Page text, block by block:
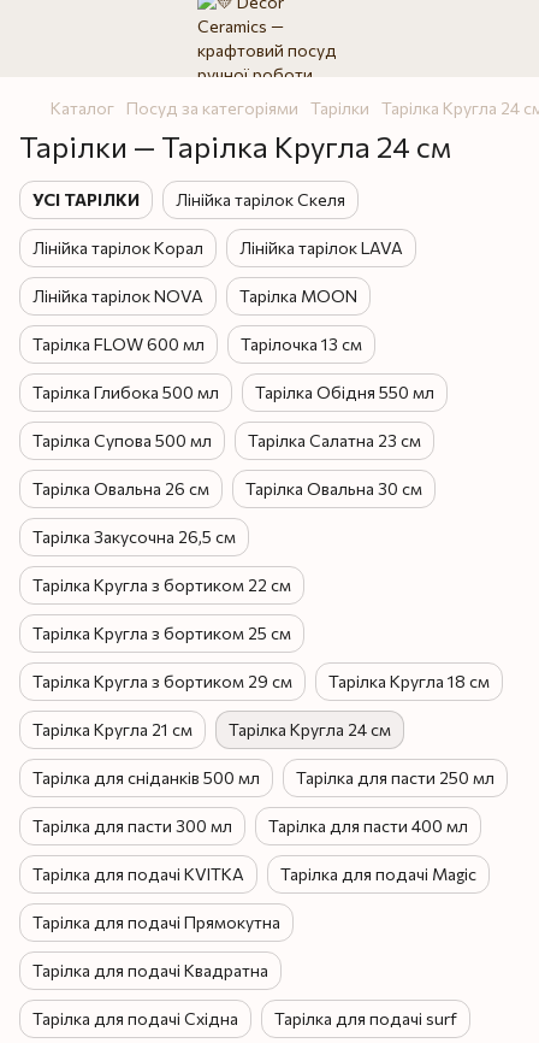
Каталог Посуд за категоріями Тарілки Тарілка Кругла 24
Тарілки — Тарілка Кругла 24 см
УСІ ТАРІЛКИ Лінійка тарілок Скеля
Лінійка тарілок Корал Лінійка тарілок LAVA
Лінійка тарілок NOVA Тарілка MOON
Тарілка FLOW 600 мл Тарілочка 13 см
Тарілка Глибока 500 мл Тарілка Обідня 550 мл
Тарілка Супова 500 мл Тарілка Салатна 23 см
Тарілка Овальна 26 см Тарілка Овальна 30 см
Тарілка Закусочна 26,5 см
Тарілка Кругла з бортиком 22 см
Тарілка Кругла з бортиком 25 см
Тарілка Кругла з бортиком 29 см Тарілка Кругла 18 см
Тарілка Кругла 21 см Тарілка Кругла 24 см
Тарілка для сніданків 500 мл Тарілка для пасти 250 мл
Тарілка для пасти 300 мл Тарілка для пасти 400 мл
Тарілка для подачі KVITKA Тарілка для подачі Magic
Тарілка для подачі Прямокутна
Тарілка для подачі Квадратна
Тарілка для подачі Східна Тарілка для подачі surf